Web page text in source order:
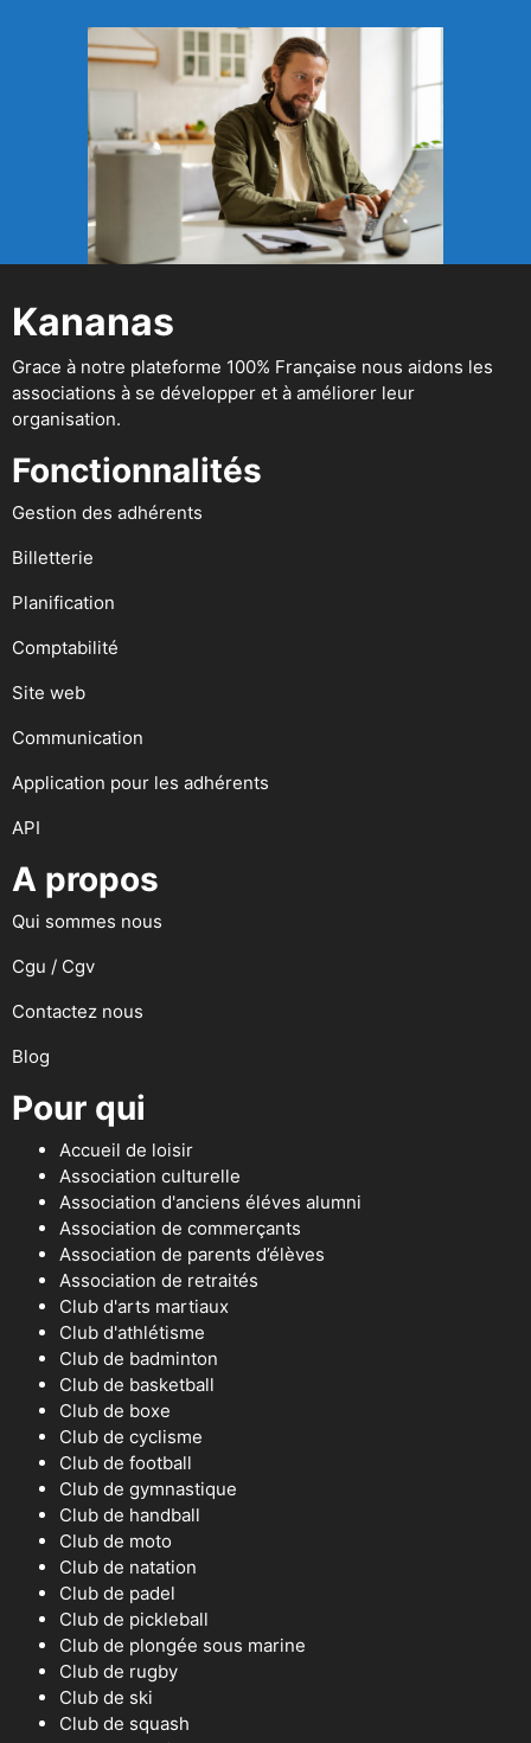
Kananas
Grace à notre plateforme 100% Française nous aidons les
associations à se développer et à améliorer leur
organisation.
Fonctionnalités
Gestion des adhérents
Billetterie
Planification
Comptabilité
Site web
Communication
Application pour les adhérents
API
A propos
Qui sommes nous
Cgu / Cgv
Contactez nous
Blog
Pour qui
Accueil de loisir
Association culturelle
Association d'anciens éléves alumni
Association de commerçants
Association de parents d’élèves
Association de retraités
Club d'arts martiaux
Club d'athlétisme
Club de badminton
Club de basketball
Club de boxe
Club de cyclisme
Club de football
Club de gymnastique
Club de handball
Club de moto
Club de natation
Club de padel
Club de pickleball
Club de plongée sous marine
Club de rugby
Club de ski
Club de squash